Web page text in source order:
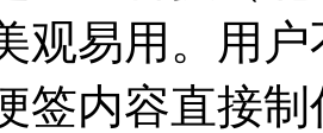
观易用。用
签内容直接